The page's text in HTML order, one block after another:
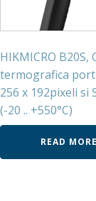
HIKMICRO B20S,
termografica
256 x 192pixeli si
(-20 .. +550°C)
READ MORE